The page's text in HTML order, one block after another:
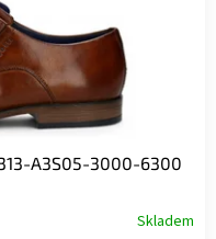
313-A3S05-3000-6300
Skladem